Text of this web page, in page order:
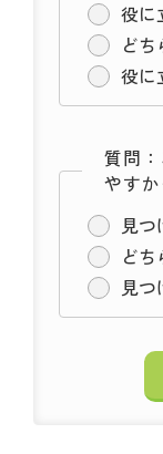
役に
ど
役に
質問
やす
見つ
ど
見つ